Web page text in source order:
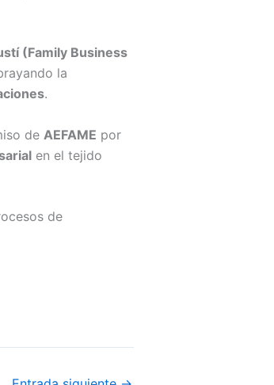
(Family Business
la
.
de AEFAME por
en el tejido
de